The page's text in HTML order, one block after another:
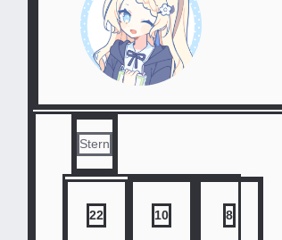
Stern
22 10 8